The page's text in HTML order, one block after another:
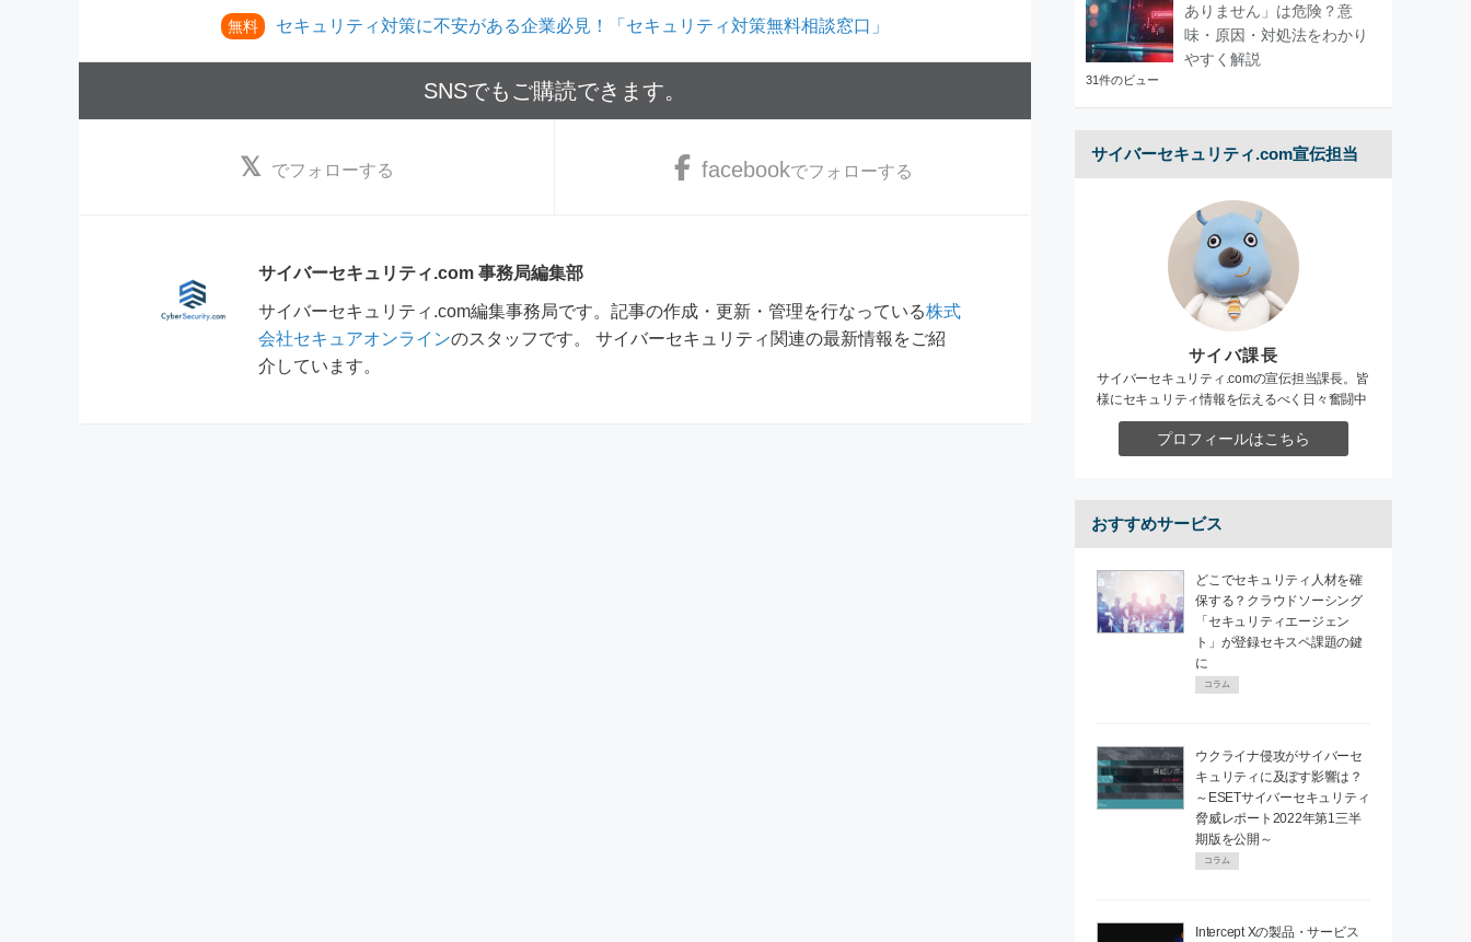
無料 セキュリティ対策に不安がある企業必見！「セキュリティ対策無料相談窓口」
SNSでもご購読できます。
でフォローする facebookでフォローする
サイバーセキュリティ.com 事務局編集部
サイバーセキュリティ.com編集事務局です。記事の作成・更新・管理を行なっている株式
会社セキュアオンラインのスタッフです。 サイバーセキュリティ関連の最新情報をご紹
介しています。
ありません」は危険？意
味・原因・対処法をわかり
やすく解説
31件のビュー
サイバーセキュリティ.com宣伝担当
サイバ課長
サイバーセキュリティ.comの宣伝担当課長。皆
様にセキュリティ情報を伝えるべく日々奮闘中
プロフィールはこちら
おすすめサービス
どこでセキュリティ人材を確
保する？クラウドソーシング
「セキュリティエージェン
ト」が登録セキスペ課題の鍵
に
コラム
ウクライナ侵攻がサイバーセ
キュリティに及ぼす影響は？
～ESETサイバーセキュリティ
脅威レポート2022年第1三半
期版を公開～
コラム
Intercept Xの製品・サービス